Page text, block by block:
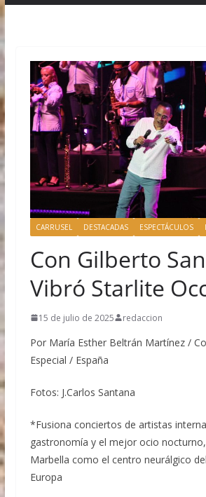
CARRUSEL DESTACADAS ESPECTÁCULOS
Con Gilberto
Vibró Starlite
15 de julio de 2025 redaccion
Por María Esther Beltrán Martínez /
Especial / España
Fotos: J.Carlos Santana
*Fusiona conciertos de artistas
gastronomía y el mejor ocio
Marbella como el centro neurálgico
Europa